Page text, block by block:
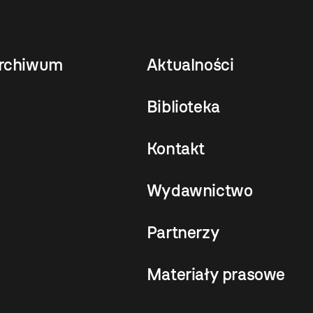
Aktualności
Biblioteka
Kontakt
Wydawnictwo
Partnerzy
Materiały prasowe